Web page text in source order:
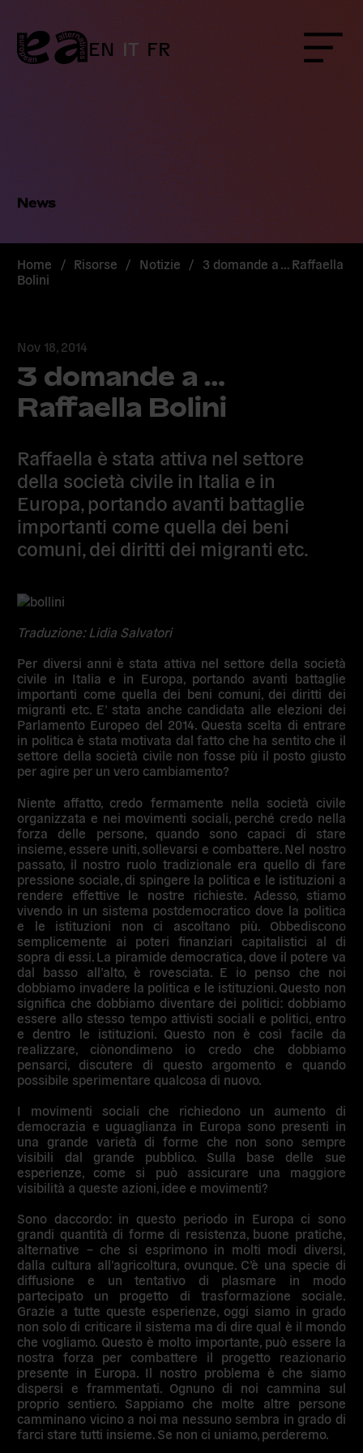
Skip
to
content
EN IT FR Menu
News
Home / Risorse / Notizie / 3 domande a … Raffaella
Bolini
Nov 18, 2014
3 domande a …
Raffaella Bolini
Raffaella è stata attiva nel settore
della società civile in Italia e in
Europa, portando avanti battaglie
importanti come quella dei beni
comuni, dei diritti dei migranti etc.
Traduzione: Lidia Salvatori
Per diversi anni è stata attiva nel settore della società
civile in Italia e in Europa, portando avanti battaglie
importanti come quella dei beni comuni, dei diritti dei
migranti etc. E’ stata anche candidata alle elezioni dei
Parlamento Europeo del 2014. Questa scelta di entrare
in politica è stata motivata dal fatto che ha sentito che il
settore della società civile non fosse più il posto giusto
per agire per un vero cambiamento?
Niente affatto, credo fermamente nella società civile
organizzata e nei movimenti sociali, perché credo nella
forza delle persone, quando sono capaci di stare
insieme, essere uniti, sollevarsi e combattere. Nel nostro
passato, il nostro ruolo tradizionale era quello di fare
pressione sociale, di spingere la politica e le istituzioni a
rendere effettive le nostre richieste. Adesso, stiamo
vivendo in un sistema postdemocratico dove la politica
e le istituzioni non ci ascoltano più. Obbediscono
semplicemente ai poteri finanziari capitalistici al di
sopra di essi. La piramide democratica, dove il potere va
dal basso all’alto, è rovesciata. E io penso che noi
dobbiamo invadere la politica e le istituzioni. Questo non
significa che dobbiamo diventare dei politici: dobbiamo
essere allo stesso tempo attivisti sociali e politici, entro
e dentro le istituzioni. Questo non è così facile da
realizzare, ciònondimeno io credo che dobbiamo
pensarci, discutere di questo argomento e quando
possibile sperimentare qualcosa di nuovo.
I movimenti sociali che richiedono un aumento di
democrazia e uguaglianza in Europa sono presenti in
una grande varietà di forme che non sono sempre
visibili dal grande pubblico. Sulla base delle sue
esperienze, come si può assicurare una maggiore
visibilità a queste azioni, idee e movimenti?
Sono daccordo: in questo periodo in Europa ci sono
grandi quantità di forme di resistenza, buone pratiche,
alternative – che si esprimono in molti modi diversi,
dalla cultura all’agricoltura, ovunque. C’è una specie di
diffusione e un tentativo di plasmare in modo
partecipato un progetto di trasformazione sociale.
Grazie a tutte queste esperienze, oggi siamo in grado
non solo di criticare il sistema ma di dire qual è il mondo
che vogliamo. Questo è molto importante, può essere la
nostra forza per combattere il progetto reazionario
presente in Europa. Il nostro problema è che siamo
dispersi e frammentati. Ognuno di noi cammina sul
proprio sentiero. Sappiamo che molte altre persone
camminano vicino a noi ma nessuno sembra in grado di
farci stare tutti insieme. Se non ci uniamo, perderemo.